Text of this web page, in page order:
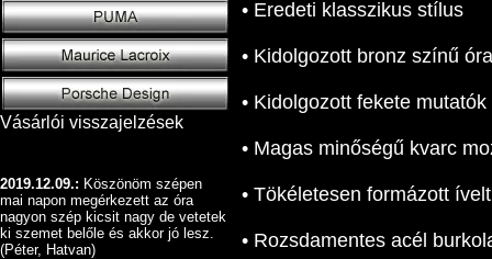
Vásárlói visszajelzések
2019.12.09.: Köszönöm szépen
mai napon megérkezett az óra
nagyon szép kicsit nagy de vetetek
ki szemet belőle és akkor jó lesz.
(Péter, Hatvan)
• Eredeti klasszikus stílus
• Kidolgozott bronz színű
• Kidolgozott fekete mutatók
• Magas minőségű kvarc
• Tökéletesen formázott
• Rozsdamentes acél